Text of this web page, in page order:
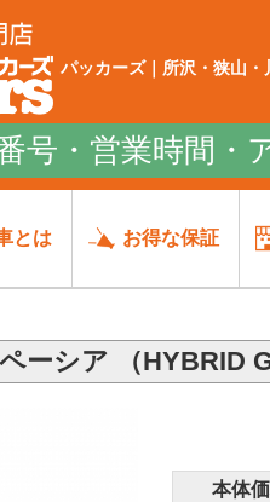
パッカーズ｜所沢・狭山
号・営業時間・
とは お得な保証
ーシア （HYBRID G
本体